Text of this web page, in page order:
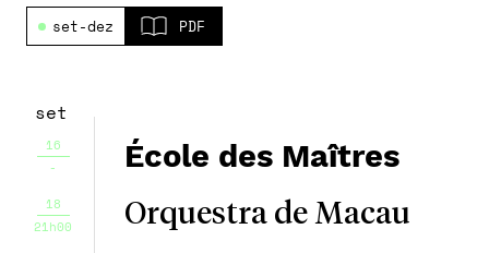
set-dez PDF
set
16
-
École des Maîtres
18
21h00
Orquestra de Macau